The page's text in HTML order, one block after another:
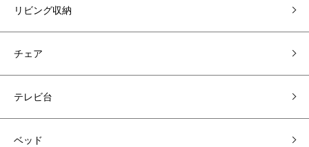
リビング収納
チェア
テレビ台
ベッド